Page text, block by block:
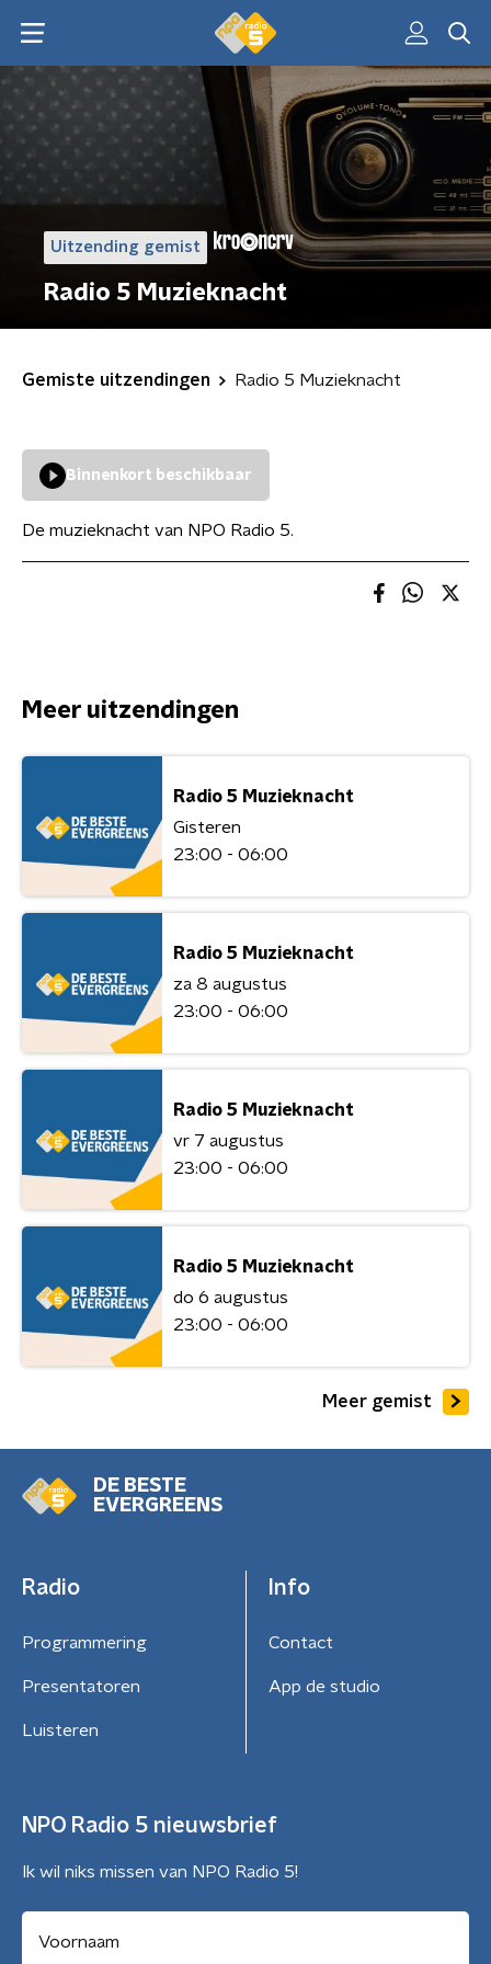
Uitzending gemist
Radio 5 Muzieknacht
Gemiste uitzendingen Radio 5 Muzieknacht
Binnenkort beschikbaar
De muzieknacht van NPO Radio 5.
Meer uitzendingen
Radio 5 Muzieknacht
Gisteren
23:00 - 06:00
Radio 5 Muzieknacht
za 8 augustus
23:00 - 06:00
Radio 5 Muzieknacht
vr 7 augustus
23:00 - 06:00
Radio 5 Muzieknacht
do 6 augustus
23:00 - 06:00
Meer gemist
DE BESTE
EVERGREENS
Radio
Programmering
Presentatoren
Luisteren
Info
Contact
App de studio
NPO Radio 5 nieuwsbrief
Ik wil niks missen van NPO Radio 5!